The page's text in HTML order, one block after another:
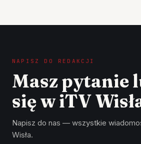
NAPISZ DO REDAKCJI
Masz pytanie
się w iTV
Napisz do nas — wszystkie
Wisła.